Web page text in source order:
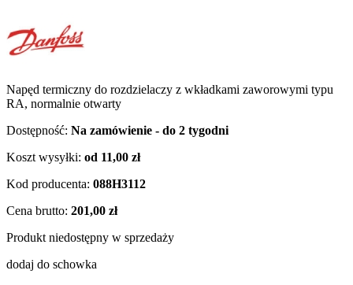
Napęd termiczny do rozdzielaczy z wkładkami zaworowymi typu
RA, normalnie otwarty
Dostępność: Na zamówienie - do 2 tygodni
Koszt wysyłki: od 11,00 zł
Kod producenta: 088H3112
Cena brutto: 201,00 zł
Produkt niedostępny w sprzedaży
dodaj do schowka